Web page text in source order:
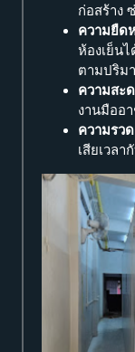
ก่อสร้าง
ความยืด
ห้องเย็น
ตามปริม
ความสะ
งานมืออ
ความรวด
เสียเวล